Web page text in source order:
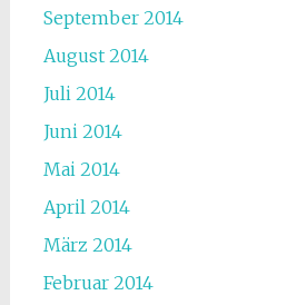
September 2014
August 2014
Juli 2014
Juni 2014
Mai 2014
April 2014
März 2014
Februar 2014